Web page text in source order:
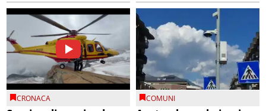
CRONACA COMUNI